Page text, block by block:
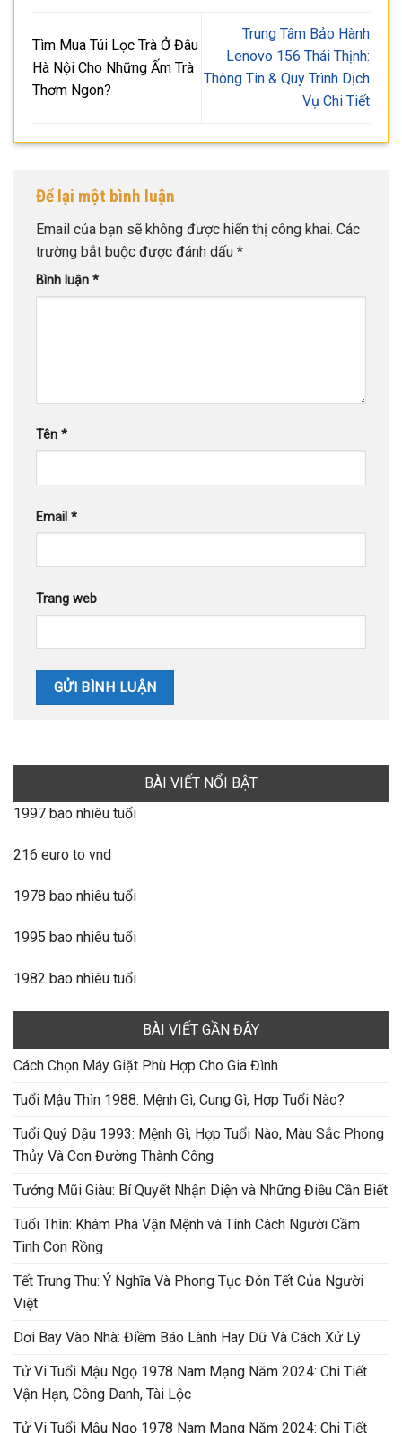
Tìm Mua Túi Lọc Trà Ở Đâu
Hà Nội Cho Những Ấm Trà
Thơm Ngon?
Trung Tâm Bảo Hành
Lenovo 156 Thái Thịnh:
Thông Tin & Quy Trình Dịch
Vụ Chi Tiết
Để lại một bình luận
Email của bạn sẽ không được hiển thị công khai. Các
trường bắt buộc được đánh dấu *
Bình luận *
Tên *
Email *
Trang web
BÀI VIẾT NỔI BẬT
1997 bao nhiêu tuổi
216 euro to vnd
1978 bao nhiêu tuổi
1995 bao nhiêu tuổi
1982 bao nhiêu tuổi
BÀI VIẾT GẦN ĐÂY
Cách Chọn Máy Giặt Phù Hợp Cho Gia Đình
Tuổi Mậu Thìn 1988: Mệnh Gì, Cung Gì, Hợp Tuổi Nào?
Tuổi Quý Dậu 1993: Mệnh Gì, Hợp Tuổi Nào, Màu Sắc Phong
Thủy Và Con Đường Thành Công
Tướng Mũi Giàu: Bí Quyết Nhận Diện và Những Điều Cần Biết
Tuổi Thìn: Khám Phá Vận Mệnh và Tính Cách Người Cầm
Tinh Con Rồng
Tết Trung Thu: Ý Nghĩa Và Phong Tục Đón Tết Của Người
Việt
Dơi Bay Vào Nhà: Điềm Báo Lành Hay Dữ Và Cách Xử Lý
Tử Vi Tuổi Mậu Ngọ 1978 Nam Mạng Năm 2024: Chi Tiết
Vận Hạn, Công Danh, Tài Lộc
Tử Vi Tuổi Mậu Ngọ 1978 Nam Mạng Năm 2024: Chi Tiết